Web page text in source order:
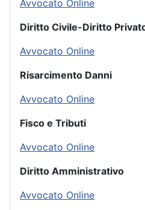
Avvocato Online
Diritto Civile-Diritto
Avvocato Online
Risarcimento Danni
Avvocato Online
Fisco e Tributi
Avvocato Online
Diritto Amministrativo
Avvocato Online